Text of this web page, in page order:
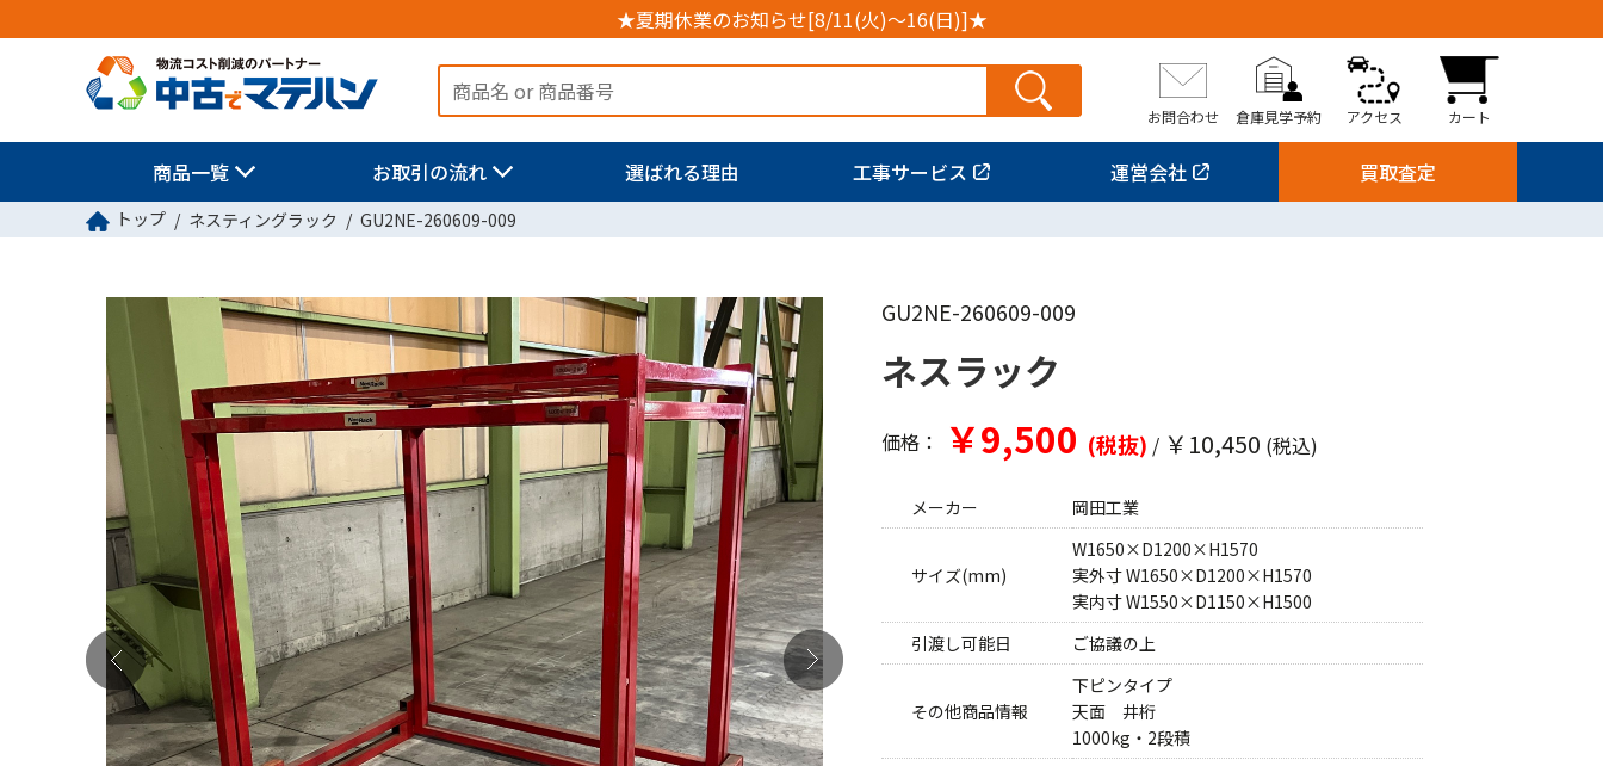
★夏期休業のお知らせ[8/11(火)～16(日)]★
お問合わせ 倉庫見学予約 アクセス カート
商品一覧 お取引の流れ 選ばれる理由 工事サービス 運営会社 買取査定
トップ ネスティングラック GU2NE-260609-009
GU2NE-260609-009
ネスラック
価格： ￥9,500 (税抜) / ￥10,450 (税込)
メーカー 岡田工業
サイズ(mm)
W1650×D1200×H1570
実外寸 W1650×D1200×H1570
実内寸 W1550×D1150×H1500
引渡し可能日
ご協議の上
その他商品情報
下ピンタイプ
天面 井桁
1000kg・2段積